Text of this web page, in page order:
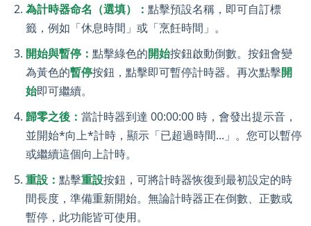
為計時器命名（選填）： 點擊預設名稱，即可自訂標
籤，例如「休息時間」或「烹飪時間」。
開始與暫停： 點擊綠色的開始按鈕啟動倒數。按鈕會變
為黃色的暫停按鈕，點擊即可暫停計時器。再次點擊開
始即可繼續。
歸零之後： 當計時器到達 00:00:00 時，會發出提示音，
並開始*向上*計時，顯示「已超過時間...」。您可以暫停
或繼續這個向上計時。
重設： 點擊重設按鈕，可將計時器恢復到最初設定的時
間長度，準備重新開始。無論計時器正在倒數、正數或
暫停，此功能皆可使用。